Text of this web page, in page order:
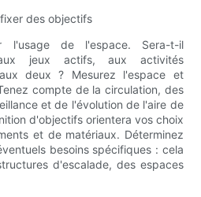
des objectifs
l'usage de l'espace. Sera-t-il
jeux actifs, aux activités
deux ? Mesurez l'espace et
compte de la circulation, des
et de l'évolution de l'aire de
d'objectifs orientera vos choix
et de matériaux. Déterminez
besoins spécifiques : cela
d'escalade, des espaces